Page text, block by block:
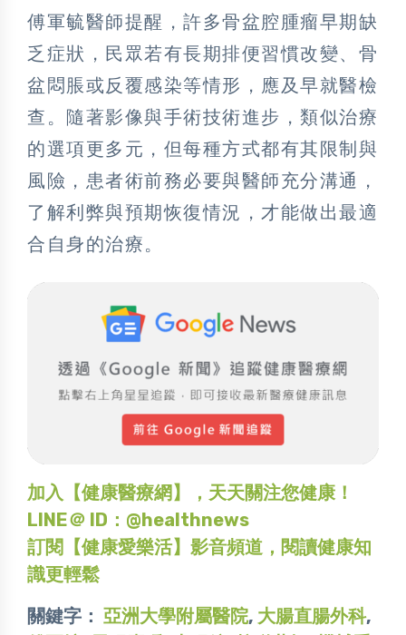
傅軍毓醫師提醒，許多骨盆腔腫瘤早期缺
乏症狀，民眾若有長期排便習慣改變、骨
盆悶脹或反覆感染等情形，應及早就醫檢
查。隨著影像與手術技術進步，類似治療
的選項更多元，但每種方式都有其限制與
風險，患者術前務必要與醫師充分溝通，
了解利弊與預期恢復情況，才能做出最適
合自身的治療。
加入【健康醫療網】，天天關注您健康！
LINE＠ ID：@healthnews
訂閱【健康愛樂活】影音頻道，閱讀健康知
識更輕鬆
關鍵字： 亞洲大學附屬醫院, 大腸直腸外科,